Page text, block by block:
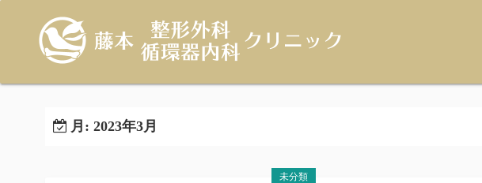
月: 2023年3月
未分類